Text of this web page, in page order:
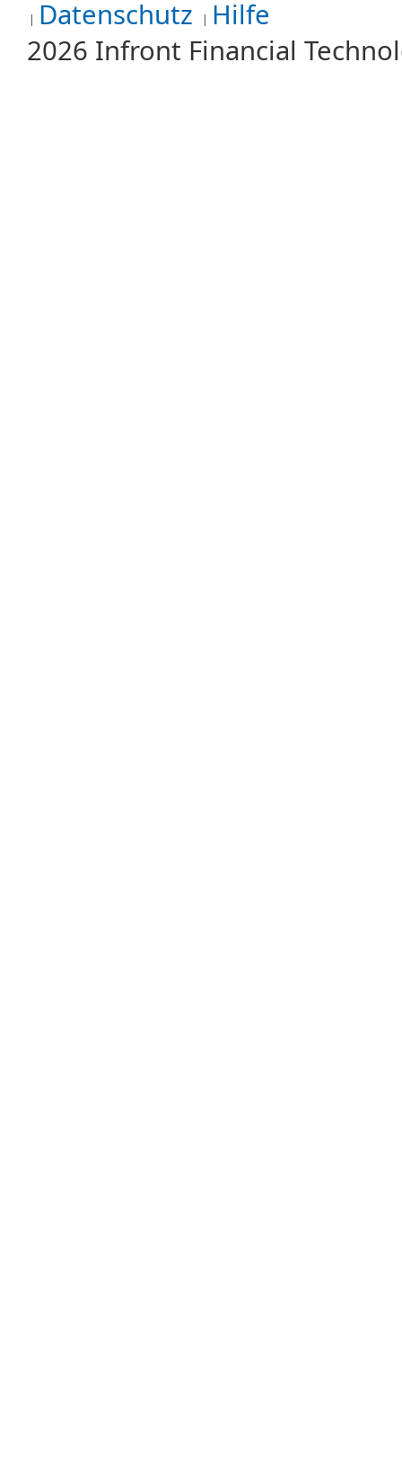
Datenschutz Hilfe
2026 Infront Financial